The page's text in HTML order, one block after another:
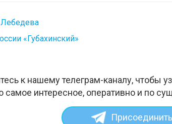
«Губахинский»
к нашему телеграм-каналу, чтобы
самое интересное, оперативно и по